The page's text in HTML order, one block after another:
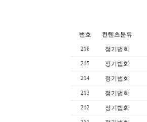
번호 컨텐츠분류
216 정기법회
215 정기법회
214 정기법회
213 정기법회
212 정기법회